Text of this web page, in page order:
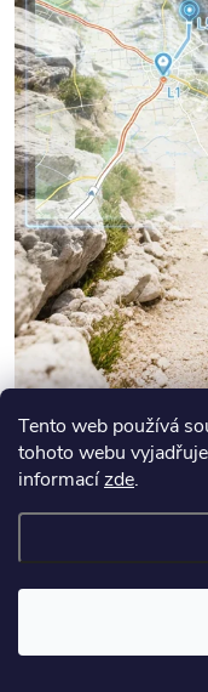
Tento web používá
tohoto webu
informacízde.
Parametri
Discuţie
Produse